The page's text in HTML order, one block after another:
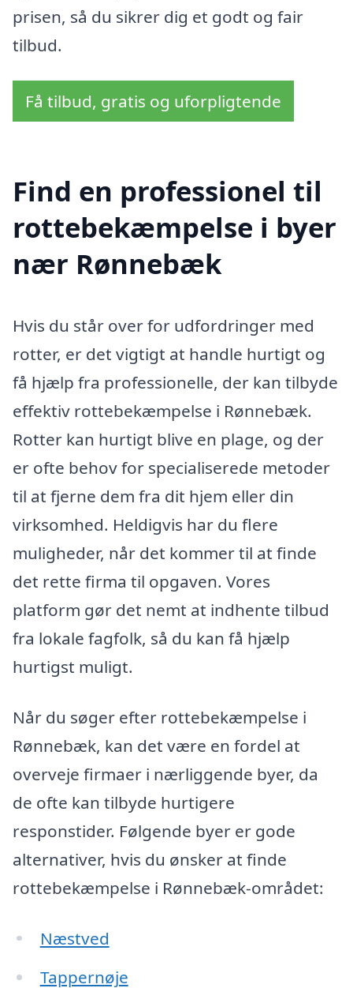
prisen, så du sikrer dig et godt og fair
tilbud.
Få tilbud, gratis og uforpligtende
Find en professionel til
rottebekæmpelse i byer
nær Rønnebæk
Hvis du står over for udfordringer med
rotter, er det vigtigt at handle hurtigt og
få hjælp fra professionelle, der kan tilbyde
effektiv rottebekæmpelse i Rønnebæk.
Rotter kan hurtigt blive en plage, og der
er ofte behov for specialiserede metoder
til at fjerne dem fra dit hjem eller din
virksomhed. Heldigvis har du flere
muligheder, når det kommer til at finde
det rette firma til opgaven. Vores
platform gør det nemt at indhente tilbud
fra lokale fagfolk, så du kan få hjælp
hurtigst muligt.
Når du søger efter rottebekæmpelse i
Rønnebæk, kan det være en fordel at
overveje firmaer i nærliggende byer, da
de ofte kan tilbyde hurtigere
responstider. Følgende byer er gode
alternativer, hvis du ønsker at finde
rottebekæmpelse i Rønnebæk-området:
Næstved
Tappernøje